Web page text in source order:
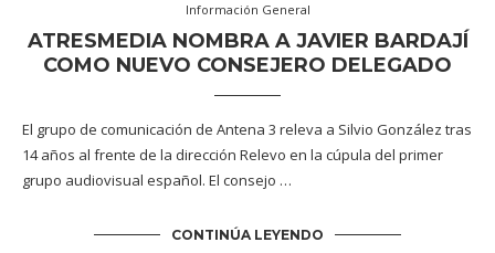
Información General
ATRESMEDIA NOMBRA A JAVIER BARDAJÍ
COMO NUEVO CONSEJERO DELEGADO
El grupo de comunicación de Antena 3 releva a Silvio González tras
14 años al frente de la dirección Relevo en la cúpula del primer
grupo audiovisual español. El consejo …
CONTINÚA LEYENDO